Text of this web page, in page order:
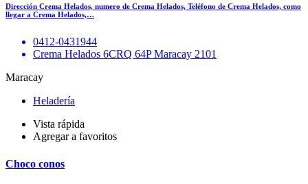
Dirección Crema Helados, numero de Crema Helados, Teléfono de Crema Helados, como
llegar a Crema Helados,…
0412-0431944
Crema Helados 6CRQ 64P Maracay 2101
Maracay
Heladería
Vista rápida
Agregar a favoritos
Choco conos